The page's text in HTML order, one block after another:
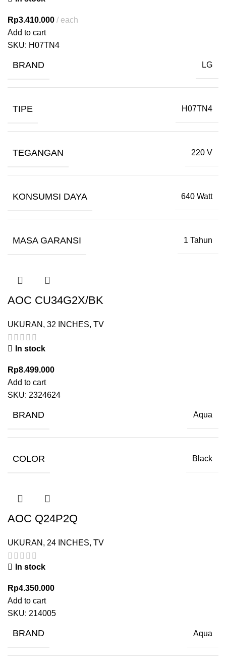
Rp3.410.000
each
Add to cart
SKU: H07TN4
BRAND LG
TIPE H07TN4
TEGANGAN 220 V
KONSUMSI DAYA 640 Watt
MASA GARANSI 1 Tahun
AOC CU34G2X/BK
UKURAN , 32 INCHES, TV
In stock
Rp8.499.000
Add to cart
SKU: 2324624
BRAND Aqua
COLOR Black
AOC Q24P2Q
UKURAN , 24 INCHES, TV
In stock
Rp4.350.000
Add to cart
SKU: 214005
BRAND Aqua